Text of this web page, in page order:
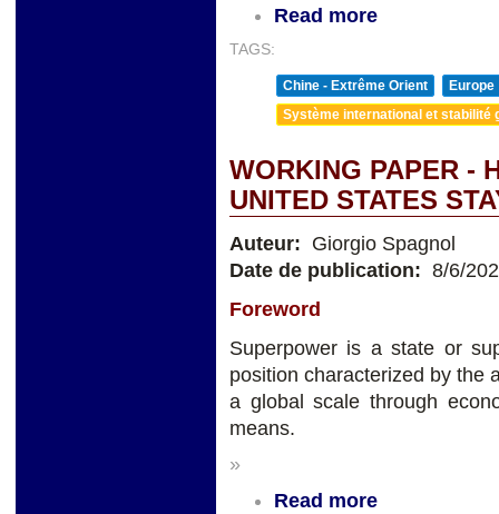
Read more
TAGS:
Chine - Extrême Orient
Europe
Système international et stabilité
WORKING PAPER -
UNITED STATES
Auteur: Giorgio Spagnol
Date de publication: 8/6/
Foreword
Superpower is a state or
position characterized by the
a global scale through
means.
»
Read more